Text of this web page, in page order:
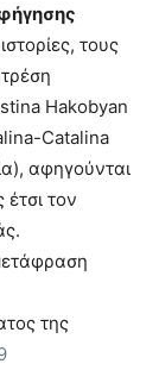
τους
Hakobyan
Catalina
αφηγούνται
τον
της